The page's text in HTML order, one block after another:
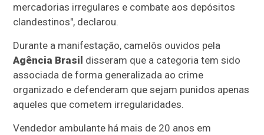
mercadorias irregulares e combate aos depósitos
clandestinos", declarou.
Durante a manifestação, camelôs ouvidos pela
Agência Brasil disseram que a categoria tem sido
associada de forma generalizada ao crime
organizado e defenderam que sejam punidos apenas
aqueles que cometem irregularidades.
Vendedor ambulante há mais de 20 anos em